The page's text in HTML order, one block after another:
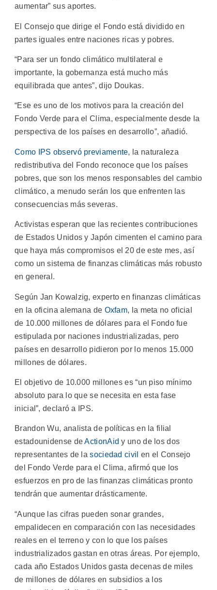
aumentar” sus aportes.
El Consejo que dirige el Fondo está dividido en
partes iguales entre naciones ricas y pobres.
“Para ser un fondo climático multilateral e
importante, la gobernanza está mucho más
equilibrada que antes”, dijo Doukas.
“Ese es uno de los motivos para la creación del
Fondo Verde para el Clima, especialmente desde la
perspectiva de los países en desarrollo”, añadió.
Como IPS observó previamente, la naturaleza
redistributiva del Fondo reconoce que los países
pobres, que son los menos responsables del cambio
climático, a menudo serán los que enfrenten las
consecuencias más severas.
Activistas esperan que las recientes contribuciones
de Estados Unidos y Japón cimenten el camino para
que haya más compromisos el 20 de este mes, así
como un sistema de finanzas climáticas más robusto
en general.
Según Jan Kowalzig, experto en finanzas climáticas
en la oficina alemana de Oxfam, la meta no oficial
de 10.000 millones de dólares para el Fondo fue
estipulada por naciones industrializadas, pero
países en desarrollo pidieron por lo menos 15.000
millones de dólares.
El objetivo de 10.000 millones es “un piso mínimo
absoluto para lo que se necesita en esta fase
inicial”, declaró a IPS.
Brandon Wu, analista de políticas en la filial
estadounidense deActionAid y uno de los dos
representantes de lasociedad civil en el Consejo
del Fondo Verde para el Clima, afirmó que los
esfuerzos en pro de las finanzas climáticas pronto
tendrán que aumentar drásticamente.
“Aunque las cifras pueden sonar grandes,
empalidecen en comparación con las necesidades
reales en el terreno y con lo que los países
industrializados gastan en otras áreas. Por ejemplo,
cada año Estados Unidos gasta decenas de miles
de millones de dólares en subsidios a los